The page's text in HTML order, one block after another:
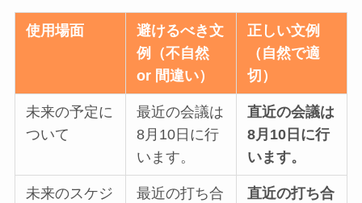
使用場面
避けるべき文
例（不自然
or 間違い）
正しい文例
（自然で適
切）
未来の予定に
ついて
最近の会議は
8月10日に行
います。
直近の会議は
8月10日に行
います。
未来のスケジ
最近の打ち合
直近の打ち合